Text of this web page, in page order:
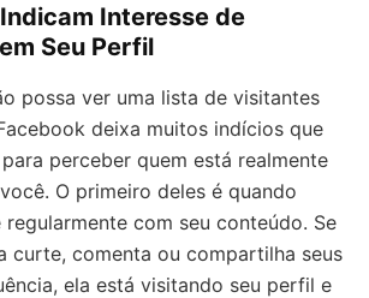
Interesse de
Seu Perfil
possa ver uma lista de visitantes
deixa muitos indícios que
perceber quem está realmente
O primeiro deles é quando
com seu conteúdo. Se
curte, comenta ou compartilha seus
ela está visitando seu perfil e